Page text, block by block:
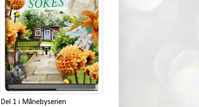
Del 1 i Månebyserien